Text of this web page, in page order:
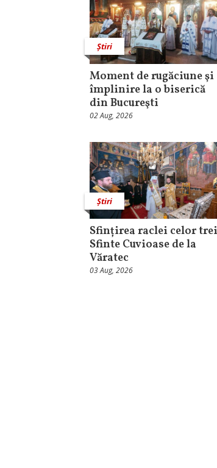
Știri
Moment de rugăciune şi
împlinire la o biserică
din Bucureşti
02 Aug, 2026
Știri
Sfințirea raclei celor trei
Sfinte Cuvioase de la
Văratec
03 Aug, 2026